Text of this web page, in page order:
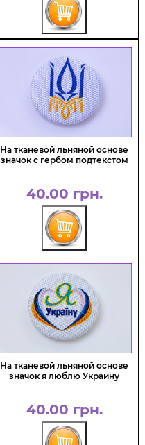
На тканевой льняной основе
значок с гербом подтекстом
40.00 грн.
На тканевой льняной основе
значок я люблю Украину
40.00 грн.